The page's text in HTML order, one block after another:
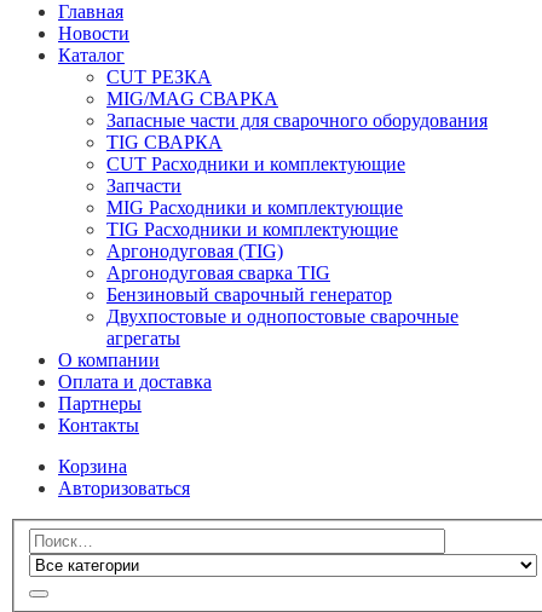
Главная
Новости
Каталог
CUT РЕЗКА
MIG/MAG СВАРКА
Запасные части для сварочного оборудования
TIG СВАРКА
CUT Расходники и комплектующие
Запчасти
MIG Расходники и комплектующие
TIG Расходники и комплектующие
Аргонодуговая (TIG)
Аргонодуговая сварка TIG
Бензиновый сварочный генератор
Двухпостовые и однопостовые сварочные
агрегаты
О компании
Оплата и доставка
Партнеры
Контакты
Корзина
Авторизоваться